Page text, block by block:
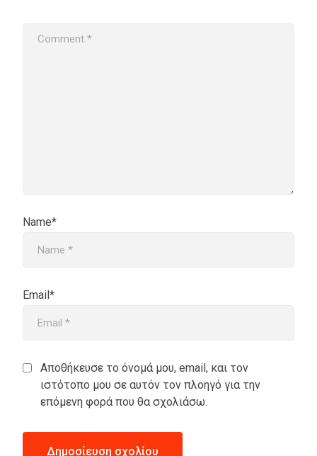
Name*
Email*
Αποθήκευσε το όνομά μου, email, και τον
ιστότοπο μου σε αυτόν τον πλοηγό για την
επόμενη φορά που θα σχολιάσω.